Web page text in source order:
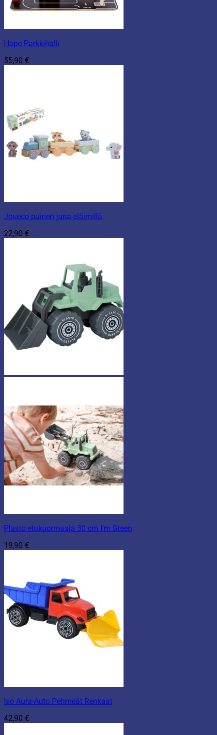
Hape Parkkihalli
55,90 €
Joueco puinen juna eläimillä
22,90 €
Plasto etukuormaaja 30 cm I’m Green
19,90 €
Iso Aura-Auto Pehmeät Renkaat
42,90 €